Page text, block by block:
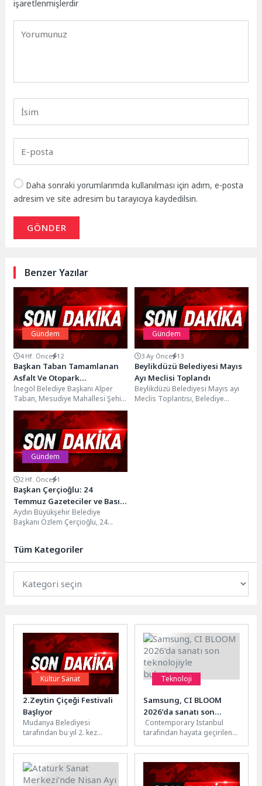
işaretlenmişlerdir
Daha sonraki yorumlarımda kullanılması için adım, e-posta
adresim ve site adresim bu tarayıcıya kaydedilsin.
GÖNDER
Benzer Yazılar
Gündem
4 Hf. Önce 12
Başkan Taban Tamamlanan
Asfalt Ve Otopark
Çalışmalarını Yerinde
İnceledi
İnegöl Belediye Başkanı Alper
Taban, Mesudiye Mahallesi Şehit
Er Şenol Çakır Sokak’ta
gerçekleştirilen; kamulaştırma,
yeni...
Gündem
3 Ay Önce 13
Beylikdüzü Belediyesi Mayıs
Ayı Meclisi Toplandı
Beylikdüzü Belediyesi Mayıs ayı
Meclis Toplantısı, Belediye
Gündem
2 Hf. Önce 1
Başkan Çerçioğlu: 24
Temmuz Gazeteciler ve Basın
Bayramı Kutlu Olsun
Aydın Büyükşehir Belediye
Başkanı Özlem Çerçioğlu, 24
Tüm Kategoriler
Kültür Sanat
2.Zeytin Çiçeği Festivali
Başlıyor
Mudanya Belediyesi
tarafından bu yıl 2. kez
Çiçeği Festivali, 30-31 Mayıs
tarihlerinde...
Teknoloji
Samsung, CI BLOOM
2026’da sanatı son
teknolojiyle
buluşturuyor
Contemporary Istanbul
tarafından hayata geçirilen
15–19 Nisan 2026 tarihleri
arasında Lütfi...